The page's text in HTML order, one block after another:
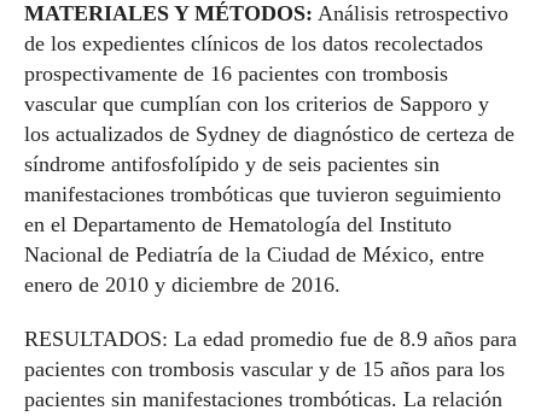
MATERIALES Y MÉTODOS: Análisis retrospectivo
de los expedientes clínicos de los datos recolectados
prospectivamente de 16 pacientes con trombosis
vascular que cumplían con los criterios de Sapporo y
los actualizados de Sydney de diagnóstico de certeza de
síndrome antifosfolípido y de seis pacientes sin
manifestaciones trombóticas que tuvieron seguimiento
en el Departamento de Hematología del Instituto
Nacional de Pediatría de la Ciudad de México, entre
enero de 2010 y diciembre de 2016.
RESULTADOS: La edad promedio fue de 8.9 años para
pacientes con trombosis vascular y de 15 años para los
pacientes sin manifestaciones trombóticas. La relación